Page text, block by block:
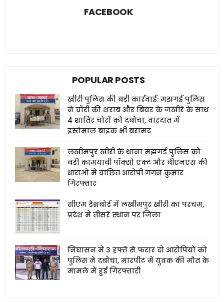
FACEBOOK
POPULAR POSTS
खीरी पुलिस की बड़ी कार्रवाई: मझगई पुलिस
ने चोरी की शराब और बियर के जखीरे के साथ
4 शातिर चोरों को दबोचा, वारदात में
इस्तेमाल बाइक भी बरामद
लखीमपुर खीरी के थाना मझगई पुलिस को
बड़ी कामयाबी पॉक्सो एक्ट और बीएनएस की
धाराओं में वांछित आरोपी गगन कुमार
गिरफ्तार
सीएम डैशबोर्ड में लखीमपुर खीरी का परचम,
प्रदेश में तीसरे स्थान पर जिला
निघासन में 3 हफ्ते से फरार दो आरोपियों को
पुलिस ने दबोचा, मारपीट में युवक की मौत के
मामले में हुई गिरफ्तारी